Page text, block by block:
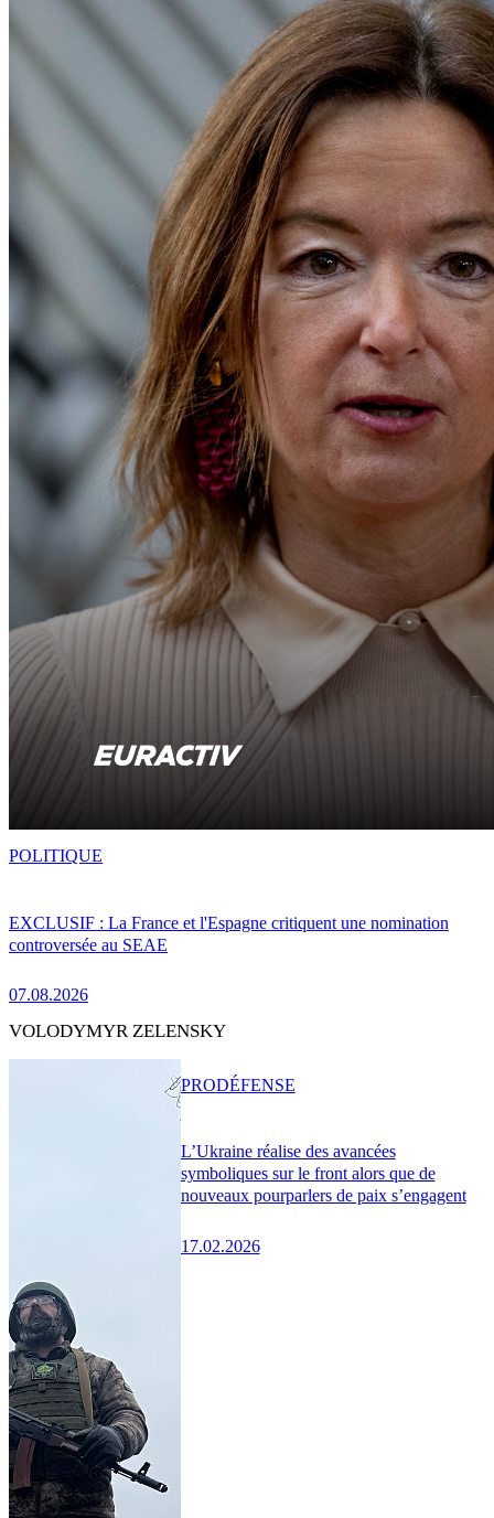
EXCLUSIF : La France et l'Espagne critiquent une nomination
controversée au SEAE
07.08.2026
POLITIQUE
VOLODYMYR ZELENSKY
L’Ukraine réalise des avancées
symboliques sur le front alors que de
nouveaux pourparlers de paix s’engagent
17.02.2026
PRODÉFENSE